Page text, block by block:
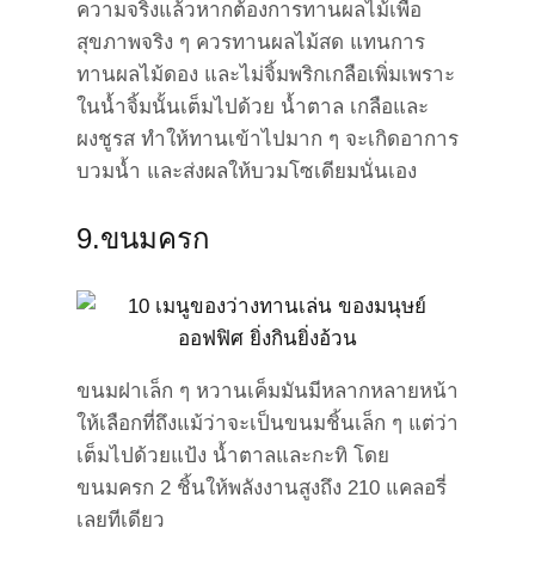
ความจริงแล้วหากต้องการทานผลไม้เพื่อ
สุขภาพจริง ๆ ควรทานผลไม้สด แทนการ
ทานผลไม้ดอง และไม่จิ้มพริกเกลือเพิ่มเพราะ
ในน้ำจิ้มนั้นเต็มไปด้วย น้ำตาล เกลือและ
ผงชูรส ทำให้ทานเข้าไปมาก ๆ จะเกิดอาการ
บวมน้ำ และส่งผลให้บวมโซเดียมนั่นเอง
9.ขนมครก
ขนมฝาเล็ก ๆ หวานเค็มมันมีหลากหลายหน้า
ให้เลือกที่ถึงแม้ว่าจะเป็นขนมชิ้นเล็ก ๆ แต่ว่า
เต็มไปด้วยแป้ง น้ำตาลและกะทิ โดย
ขนมครก 2 ชิ้นให้พลังงานสูงถึง 210 แคลอรี่
เลยทีเดียว